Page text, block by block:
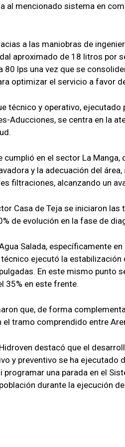
al mencionado sistema en
a las maniobras de
aproximado de 18 litros por
80 lps una vez que se
optimizar el servicio a favor
técnico y operativo,
Aducciones, se centra en la
cumplió en el sector La
y la adecuación del
filtraciones, alcanzando un
Casa de Teja se iniciaron
de evolución en la fase de
Salada, específicamente
ejecutó la
En este mismo punto
35% en este frente.
que, de forma
tramo comprendido entre
destacó que el
y preventivo se ha ejecutado
programar una parada en el
durante la ejecución